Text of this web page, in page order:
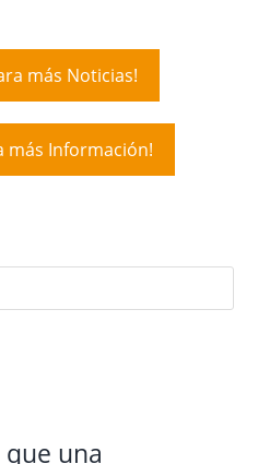
más Noticias!
más Información!
una